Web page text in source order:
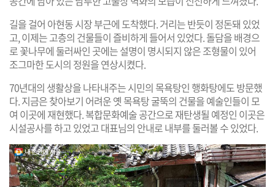
길을 걸어 아현동 시장 부근에 도착했다. 거리는 반듯이 정돈돼 있었
고, 이제는 고층의 건물들이 즐비하게 들어서 있었다. 돌담을 배경으
로 꽃나무에 둘러싸인 곳에는 설명이 명시되지 않은 조형물이 있어
조그마한 도시의 정원을 연상시켰다.
70년대의 생활상을 나타내주는 시민의 목욕탕인 행화탕에도 방문했
다. 지금은 찾아보기 어려운 옛 목욕탕 굴뚝의 건물을 예술인들이 모
여 이곳에 재현했다. 복합문화예술 공간으로 재탄생될 예정인 이곳은
시설공사를 하고 있었고 대표님의 안내로 내부를 둘러볼 수 있었다.